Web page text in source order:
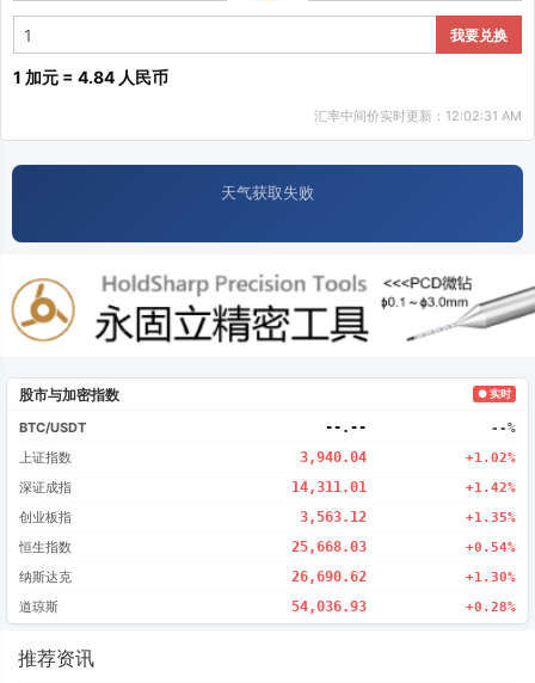
我要兑换
1 加元 = 4.84 人民币
汇率中间价实时更新：12:02:31 AM
天气获取失败
股市与加密指数 ● 实时
BTC/USDT --.-- --%
上证指数 3,940.04 +1.02%
深证成指 14,311.01 +1.42%
创业板指 3,563.12 +1.35%
恒生指数 25,668.03 +0.54%
纳斯达克 26,690.62 +1.30%
道琼斯 54,036.93 +0.28%
推荐资讯